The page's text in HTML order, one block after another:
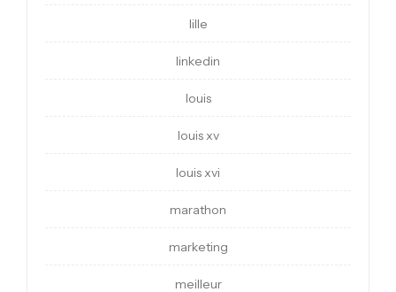
lille
linkedin
louis
louis xv
louis xvi
marathon
marketing
meilleur